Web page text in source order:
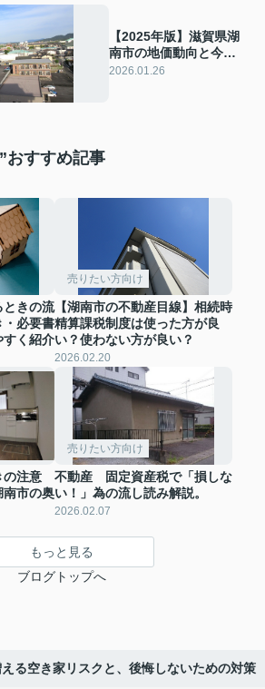
【2025年版】滋賀県湖
南市の地価動向と今後
の見通し／住宅地・商
2026.01.26
おすすめ記事
ときの流
・必要書
すく紹介
売りたい方向け
【湖南市の不動産目線】相続時
精算課税制度は使った方が良
い？使わない方が良い？
2026.02.20
の注意
南市の奥
売りたい方向け
不動産 固定資産税で「損しな
い！」為の流し読み解説。
2026.02.07
もっと見る
ブログトップへ
る空き家リスクと、後悔しないための対策